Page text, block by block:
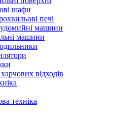
шафи
печі
машини
машини
відходів
техніка